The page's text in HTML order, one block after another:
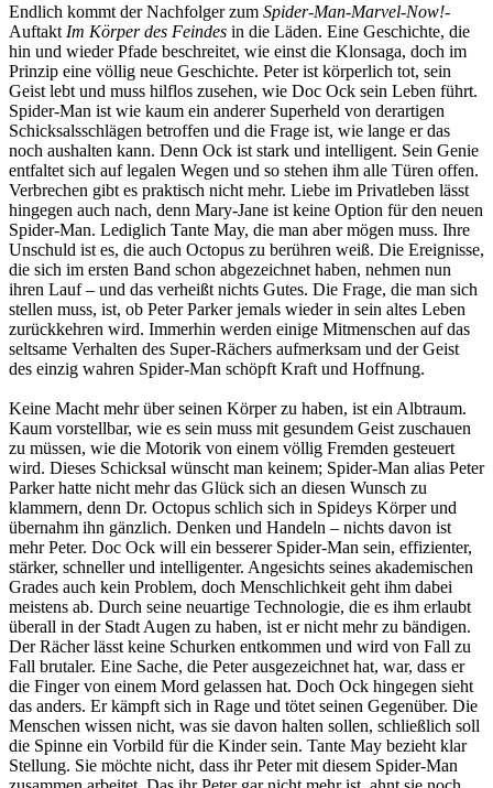
Endlich kommt der Nachfolger zum Spider-Man-Marvel-Now!-
Auftakt Im Körper des Feindes in die Läden. Eine Geschichte, die
hin und wieder Pfade beschreitet, wie einst die Klonsaga, doch im
Prinzip eine völlig neue Geschichte. Peter ist körperlich tot, sein
Geist lebt und muss hilflos zusehen, wie Doc Ock sein Leben führt.
Spider-Man ist wie kaum ein anderer Superheld von derartigen
Schicksalsschlägen betroffen und die Frage ist, wie lange er das
noch aushalten kann. Denn Ock ist stark und intelligent. Sein Genie
entfaltet sich auf legalen Wegen und so stehen ihm alle Türen offen.
Verbrechen gibt es praktisch nicht mehr. Liebe im Privatleben lässt
hingegen auch nach, denn Mary-Jane ist keine Option für den neuen
Spider-Man. Lediglich Tante May, die man aber mögen muss. Ihre
Unschuld ist es, die auch Octopus zu berühren weiß. Die Ereignisse,
die sich im ersten Band schon abgezeichnet haben, nehmen nun
ihren Lauf – und das verheißt nichts Gutes. Die Frage, die man sich
stellen muss, ist, ob Peter Parker jemals wieder in sein altes Leben
zurückkehren wird. Immerhin werden einige Mitmenschen auf das
seltsame Verhalten des Super-Rächers aufmerksam und der Geist
des einzig wahren Spider-Man schöpft Kraft und Hoffnung.
Keine Macht mehr über seinen Körper zu haben, ist ein Albtraum.
Kaum vorstellbar, wie es sein muss mit gesundem Geist zuschauen
zu müssen, wie die Motorik von einem völlig Fremden gesteuert
wird. Dieses Schicksal wünscht man keinem; Spider-Man alias Peter
Parker hatte nicht mehr das Glück sich an diesen Wunsch zu
klammern, denn Dr. Octopus schlich sich in Spideys Körper und
übernahm ihn gänzlich. Denken und Handeln – nichts davon ist
mehr Peter. Doc Ock will ein besserer Spider-Man sein, effizienter,
stärker, schneller und intelligenter. Angesichts seines akademischen
Grades auch kein Problem, doch Menschlichkeit geht ihm dabei
meistens ab. Durch seine neuartige Technologie, die es ihm erlaubt
überall in der Stadt Augen zu haben, ist er nicht mehr zu bändigen.
Der Rächer lässt keine Schurken entkommen und wird von Fall zu
Fall brutaler. Eine Sache, die Peter ausgezeichnet hat, war, dass er
die Finger von einem Mord gelassen hat. Doch Ock hingegen sieht
das anders. Er kämpft sich in Rage und tötet seinen Gegenüber. Die
Menschen wissen nicht, was sie davon halten sollen, schließlich soll
die Spinne ein Vorbild für die Kinder sein. Tante May bezieht klar
Stellung. Sie möchte nicht, dass ihr Peter mit diesem Spider-Man